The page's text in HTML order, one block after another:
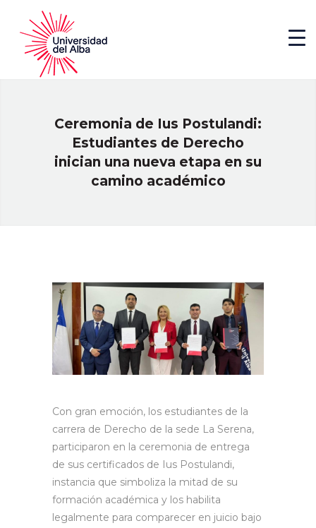
Ceremonia de Ius Postulandi:
Estudiantes de Derecho
inician una nueva etapa en su
camino académico
Con gran emoción, los estudiantes de la
carrera de Derecho de la sede La Serena,
participaron en la ceremonia de entrega
de sus certificados de Ius Postulandi,
instancia que simboliza la mitad de su
formación académica y los habilita
legalmente para comparecer en juicio bajo